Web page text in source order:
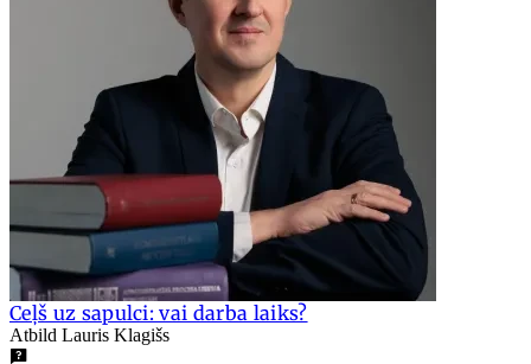
Ceļš uz sapulci: vai darba laiks?
Atbild Lauris Klagišs